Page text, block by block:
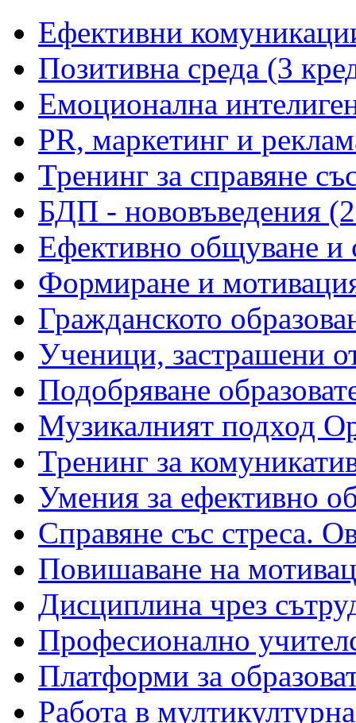
Ефективни
Позитивна среда (3
Емоционална
PR, маркетинг и
Тренинг за справяне
БДП - нововъведения
Ефективно общуване и
Формиране и
Гражданското
Ученици, застрашени
Подобряване
Музикалният подход
Тренинг за
Умения за ефективно
Справяне със стреса.
Повишаване на
Дисциплина чрез
Професионално
Платформи за
Работа в